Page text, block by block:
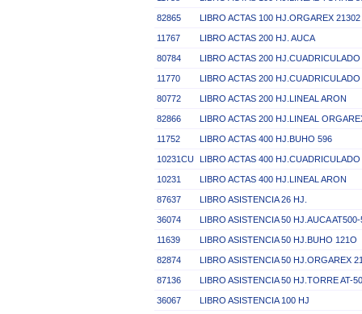
82865 LIBRO ACTAS 100 HJ.ORGAREX 21302
11767 LIBRO ACTAS 200 HJ. AUCA
80784 LIBRO ACTAS 200 HJ.CUADRICULADO
11770 LIBRO ACTAS 200
80772 LIBRO ACTAS 200 HJ.LINEAL ARON
82866 LIBRO ACTAS 200 HJ.LINEAL
11752 LIBRO ACTAS 400 HJ.BUHO 596
10231CU LIBRO ACTAS 400 HJ.CUADRICULADO
10231 LIBRO ACTAS 400 HJ.LINEAL ARON
87637 LIBRO ASISTENCIA 26 HJ.
36074 LIBRO ASISTENCIA 50 HJ.AUCA AT500-
11639 LIBRO ASISTENCIA 50 HJ.BUHO 121O
82874 LIBRO ASISTENCIA 50 HJ.ORGAREX
87136 LIBRO ASISTENCIA 50 HJ.TORRE AT-
36067 LIBRO ASISTENCIA 100 HJ